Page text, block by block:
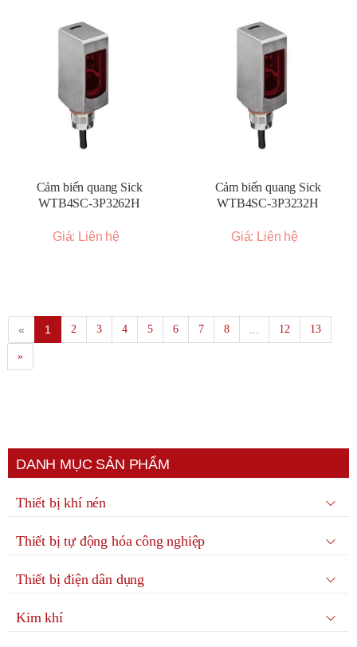
Cảm biến quang Sick
WTB4SC-3P3262H
Giá: Liên hệ
Cảm biến quang Sick
WTB4SC-3P3232H
Giá: Liên hệ
« 1 2 3 4 5 6 7 8 12 13
»
DANH MỤC SẢN PHẨM
Thiết bị khí nén
Thiết bị tự động hóa công nghiệp
Thiết bị điện dân dụng
Kim khí